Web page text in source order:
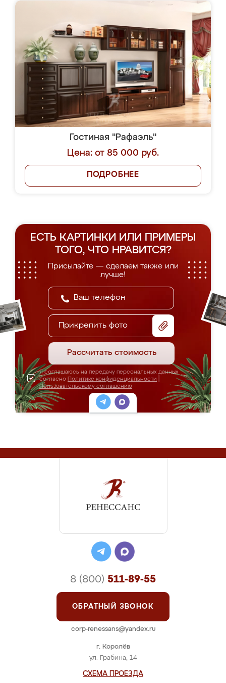
Гостиная "Рафаэль"
Цена: от 85 000 руб.
ПОДРОБНЕЕ
ЕСТЬ КАРТИНКИ ИЛИ ПРИМЕРЫ
ТОГО, ЧТО НРАВИТСЯ?
Присылайте — сделаем также или
лучше!
Прикрепить фото
Рассчитать стоимость
Я соглашаюсь на передачу персональных данных
согласно Политике конфиденциальности
Пользовательскому соглашению
г. Королёв
ул. Грабина, 14
СХЕМА ПРОЕЗДА
8 (800) 511-89-55
ОБРАТНЫЙ ЗВОНОК
corp-renessans@yandex.ru